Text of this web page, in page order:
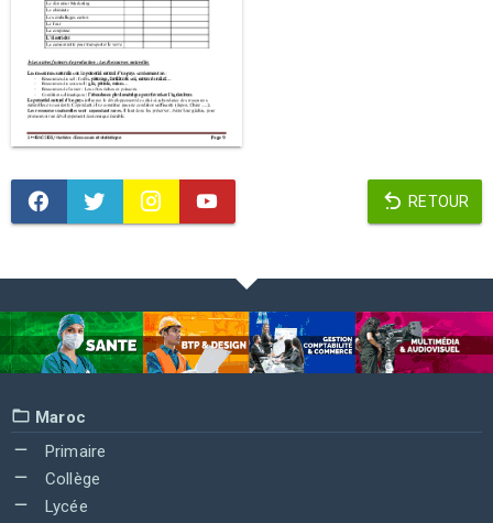
RETOUR
Maroc
Primaire
Collège
Lycée